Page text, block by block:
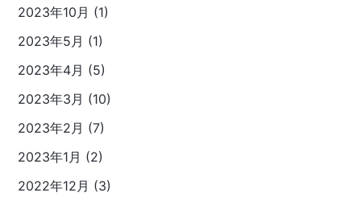
2023年10月 (1)
2023年5月 (1)
2023年4月 (5)
2023年3月 (10)
2023年2月 (7)
2023年1月 (2)
2022年12月 (3)